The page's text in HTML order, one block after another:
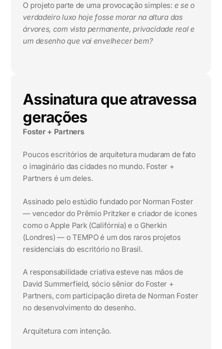
O projeto parte de uma provocação simples: e se o
verdadeiro luxo hoje fosse morar na altura das
árvores, com vista permanente, privacidade real e
um desenho que vai envelhecer bem?
Assinatura que atravessa
gerações
Foster + Partners
Poucos escritórios de arquitetura mudaram de fato
o imaginário das cidades no mundo. Foster +
Partners é um deles.
Assinado pelo estúdio fundado por Norman Foster
— vencedor do Prêmio Pritzker e criador de ícones
como o Apple Park (Califórnia) e o Gherkin
(Londres) — o TEMPO é um dos raros projetos
residenciais do escritório no Brasil.
A responsabilidade criativa esteve nas mãos de
David Summerfield, sócio sênior do Foster +
Partners, com participação direta de Norman Foster
no desenvolvimento do desenho.
Arquitetura com intenção.